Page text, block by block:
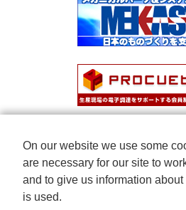
On our website we use some
are necessary for our site to
and to give us information
is used.